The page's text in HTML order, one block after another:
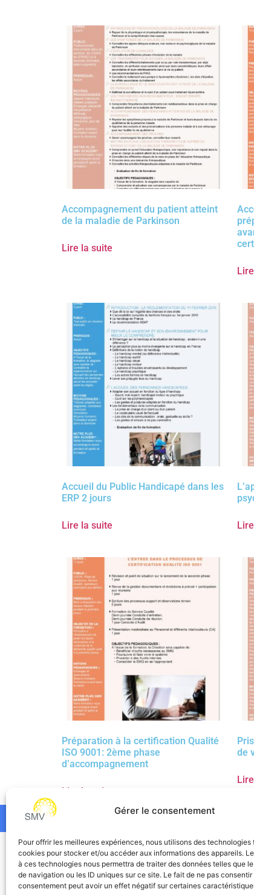
Gérer le consentement
Pour offrir les meilleures expériences, nous utilisons des technologies
cookies pour stocker et/ou accéder aux informations des appareils.
à ces technologies nous permettra de traiter des données telles que
de navigation ou les ID uniques sur ce site. Le fait de ne pas consentir
consentement peut avoir un effet négatif sur certaines
Accompagnement du patient atteint
de la maladie de Parkinson
Lire la suite
Accueil du Public Handicapé dans les
ERP 2 jours
Lire la suite
Préparation à la certification Qualité
ISO 9001: 2ème phase
d’accompagnement
Lire la suite
de